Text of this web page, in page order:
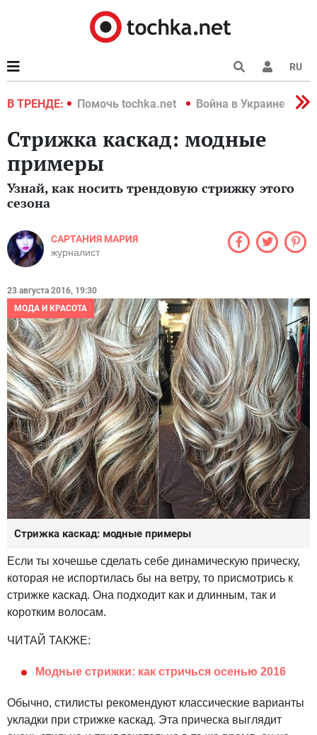
RU
В ТРЕНДЕ:
2022 Помочь tochka.net Война в Украине 2022
Стрижка каскад: модные
примеры
Узнай, как носить трендовую стрижку этого
сезона
САРТАНИЯ МАРИЯ
журналист
23 августа 2016, 19:30
МОДА И КРАСОТА
Стрижка каскад: модные примеры
Если ты хочешье сделать себе динамическую прическу,
которая не испортилась бы на ветру, то присмотрись к
стрижке каскад. Она подходит как и длинным, так и
коротким волосам.
ЧИТАЙ ТАКЖЕ:
Модные стрижки: как стричься осенью 2016
Обычно, стилисты рекомендуют классические варианты
укладки при стрижке каскад. Эта прическа выглядит